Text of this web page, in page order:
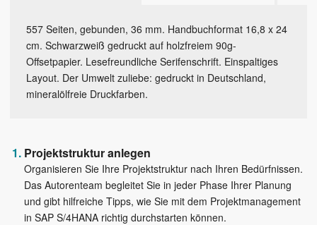
557 Seiten, gebunden, 36 mm. Handbuchformat 16,8 x 24
cm. Schwarzweiß gedruckt auf holzfreiem 90g-
Offsetpapier. Lesefreundliche Serifenschrift. Einspaltiges
Layout. Der Umwelt zuliebe: gedruckt in Deutschland,
mineralölfreie Druckfarben.
Projektstruktur anlegen
Organisieren Sie Ihre Projektstruktur nach Ihren Bedürfnissen.
Das Autorenteam begleitet Sie in jeder Phase Ihrer Planung
und gibt hilfreiche Tipps, wie Sie mit dem Projektmanagement
in SAP S/4HANA richtig durchstarten können.